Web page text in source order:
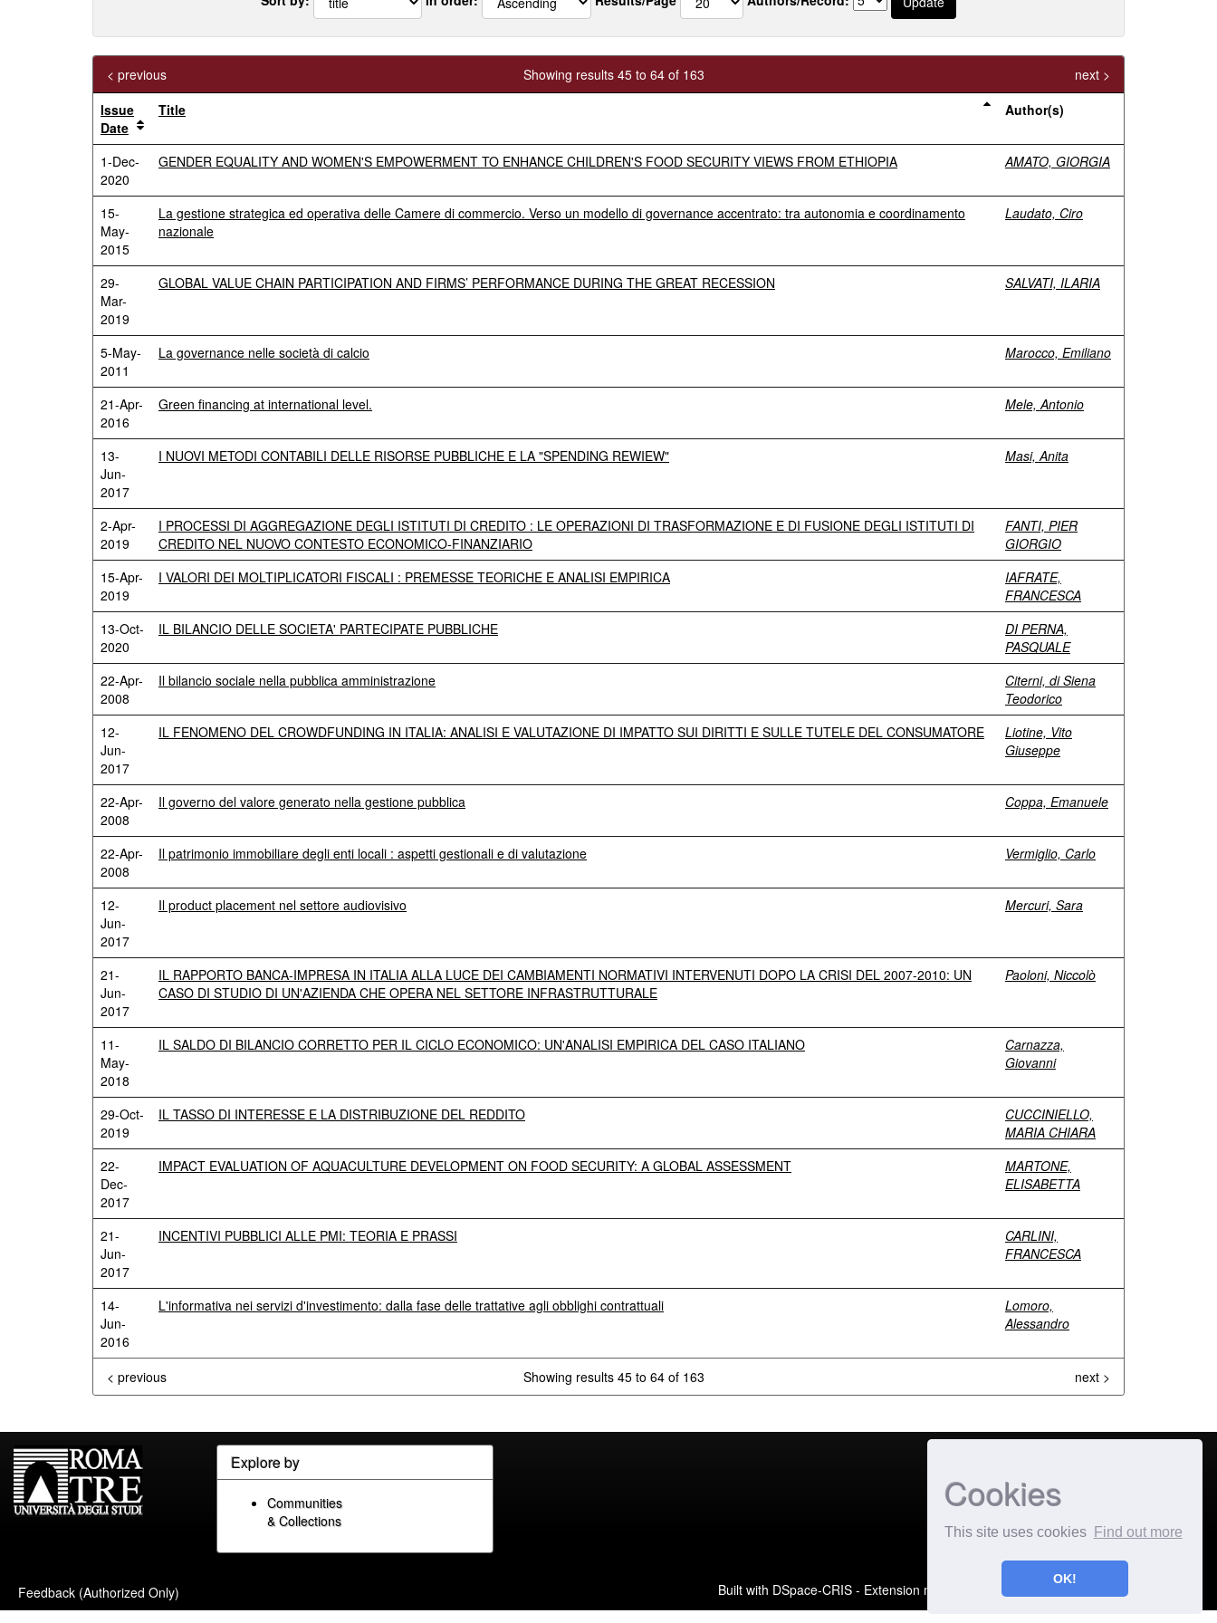
Cookies
This site uses cookies Find out more
OK!
Showing results 45 to 64 of 163
< previous
next >
Issue
Date
Title Author(s)
1-Dec-
2020
GENDER EQUALITY AND WOMEN'S EMPOWERMENT TO ENHANCE CHILDREN'S FOOD SECURITY VIEWS FROM ETHIOPIA AMATO, GIORGIA
15-
May-
2015
La gestione strategica ed operativa delle Camere di commercio. Verso un modello di governance accentrato: tra autonomia e coordinamento
nazionale
Laudato, Ciro
29-
Mar-
2019
GLOBAL VALUE CHAIN PARTICIPATION AND FIRMS’ PERFORMANCE DURING THE GREAT RECESSION SALVATI, ILARIA
5-May-
2011
La governance nelle società di calcio Marocco, Emiliano
21-Apr-
2016
Green financing at international level. Mele, Antonio
13-
Jun-
2017
I NUOVI METODI CONTABILI DELLE RISORSE PUBBLICHE E LA "SPENDING REWIEW" Masi, Anita
2-Apr-
2019
I PROCESSI DI AGGREGAZIONE DEGLI ISTITUTI DI CREDITO : LE OPERAZIONI DI TRASFORMAZIONE E DI FUSIONE DEGLI ISTITUTI DI
CREDITO NEL NUOVO CONTESTO ECONOMICO-FINANZIARIO
FANTI, PIER
GIORGIO
15-Apr-
2019
I VALORI DEI MOLTIPLICATORI FISCALI : PREMESSE TEORICHE E ANALISI EMPIRICA
IAFRATE,
FRANCESCA
13-Oct-
2020
IL BILANCIO DELLE SOCIETA' PARTECIPATE PUBBLICHE
DI PERNA,
PASQUALE
22-Apr-
2008
Il bilancio sociale nella pubblica amministrazione
Citerni, di Siena
Teodorico
12-
Jun-
2017
IL FENOMENO DEL CROWDFUNDING IN ITALIA: ANALISI E VALUTAZIONE DI IMPATTO SUI DIRITTI E SULLE TUTELE DEL CONSUMATORE
Liotine, Vito
Giuseppe
22-Apr-
2008
Il governo del valore generato nella gestione pubblica Coppa, Emanuele
22-Apr-
2008
Il patrimonio immobiliare degli enti locali : aspetti gestionali e di valutazione Vermiglio, Carlo
12-
Jun-
2017
Il product placement nel settore audiovisivo Mercuri, Sara
21-
Jun-
2017
IL RAPPORTO BANCA-IMPRESA IN ITALIA ALLA LUCE DEI CAMBIAMENTI NORMATIVI INTERVENUTI DOPO LA CRISI DEL 2007-2010: UN
CASO DI STUDIO DI UN'AZIENDA CHE OPERA NEL SETTORE INFRASTRUTTURALE
Paoloni, Niccolò
11-
May-
2018
IL SALDO DI BILANCIO CORRETTO PER IL CICLO ECONOMICO: UN'ANALISI EMPIRICA DEL CASO ITALIANO
Carnazza,
Giovanni
29-Oct-
2019
IL TASSO DI INTERESSE E LA DISTRIBUZIONE DEL REDDITO
CUCCINIELLO,
MARIA CHIARA
22-
Dec-
2017
IMPACT EVALUATION OF AQUACULTURE DEVELOPMENT ON FOOD SECURITY: A GLOBAL ASSESSMENT
MARTONE,
ELISABETTA
21-
Jun-
2017
INCENTIVI PUBBLICI ALLE PMI: TEORIA E PRASSI
CARLINI,
FRANCESCA
14-
Jun-
2016
L'informativa nei servizi d'investimento: dalla fase delle trattative agli obblighi contrattuali
Lomoro,
Alessandro
Showing results 45 to 64 of 163
< previous next >
Explore by
Communities
& Collections
Feedback (Authorized Only) Built with DSpace-CRIS - Extension maintained and optimized by